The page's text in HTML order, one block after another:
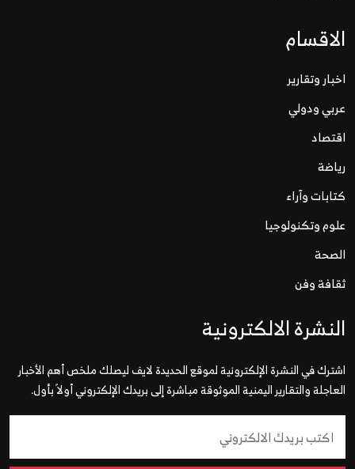
الاقسام
اخبار وتقارير
عربي ودولي
اقتصاد
رياضة
كتابات وآراء
علوم وتكنولوجيا
الصحة
ثقافة وفن
النشرة الالكترونية
اشترك في النشرة الإلكترونية لموقع الحديدة لايف ليصلك ملخص أهم الأخبار
العاجلة والتقارير اليمنية الموثوقة مباشرة إلى بريدك الإلكتروني أولاً بأول.